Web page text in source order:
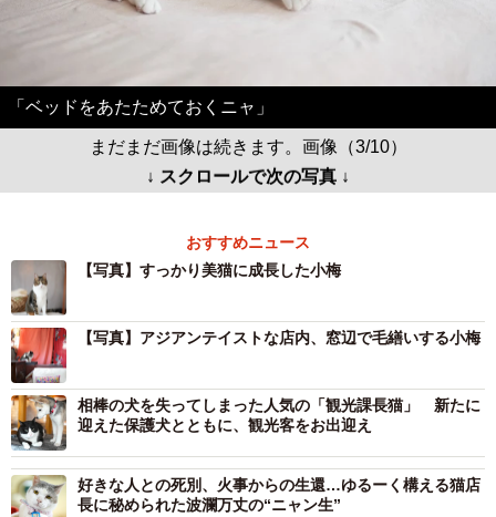
「ベッドをあたためておくニャ」
まだまだ画像は続きます。画像（3/10）
↓ スクロールで次の写真 ↓
おすすめニュース
【写真】すっかり美猫に成長した小梅
【写真】アジアンテイストな店内、窓辺で毛繕いする小梅
相棒の犬を失ってしまった人気の「観光課長猫」 新たに
迎えた保護犬とともに、観光客をお出迎え
好きな人との死別、火事からの生還…ゆるーく構える猫店
長に秘められた波瀾万丈の“ニャン生”